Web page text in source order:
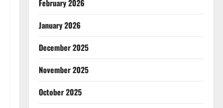
February 2026
January 2026
December 2025
November 2025
October 2025